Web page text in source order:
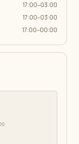
17:00–03:00
17:00–03:00
17:00–00:00